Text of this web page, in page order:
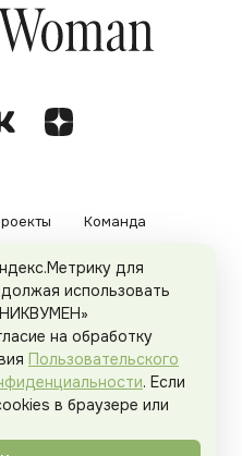
Команда
конфиденциальности
соглашение
. Все права защищены.
для
использовать
на обработку
Пользовательского
. Если
в браузере или